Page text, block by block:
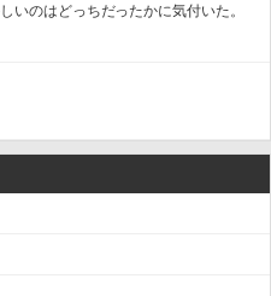
いのはどっちだったかに気付いた。